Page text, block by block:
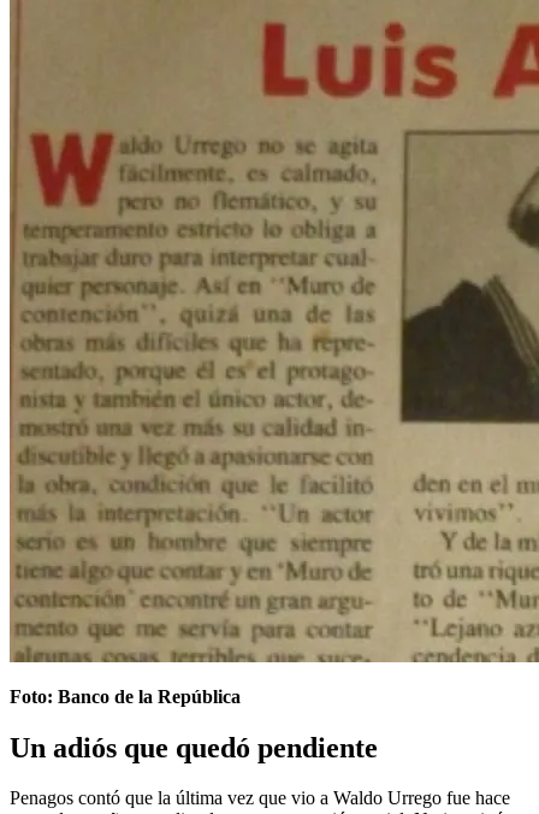
Foto: Banco de la República
Un adiós que quedó pendiente
Penagos contó que la última vez que vio a Waldo Urrego fue hace